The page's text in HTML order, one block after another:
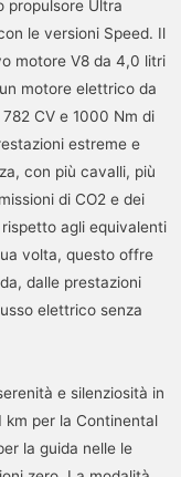
propulsore Ultra
le versioni Speed. Il
motore V8 da 4,0 litri
motore elettrico da
CV e 1000 Nm di
estreme e
con più cavalli, più
di CO2 e dei
agli equivalenti
volta, questo offre
dalle prestazioni
elettrico senza
e silenziosità in
km per la Continental
la guida nelle le